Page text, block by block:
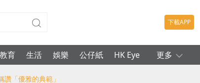
下載APP
育 生活 娛樂 公仔紙 HK Eye 更多
「優雅的典範」